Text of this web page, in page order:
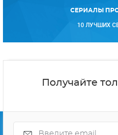
СЕРИАЛЫ
10 ЛУЧШИХ
Получайте